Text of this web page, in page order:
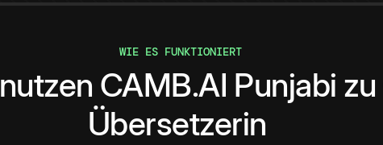
WIE ES FUNKTIONIERT
CAMB.AI Punjabi zu
Übersetzerin